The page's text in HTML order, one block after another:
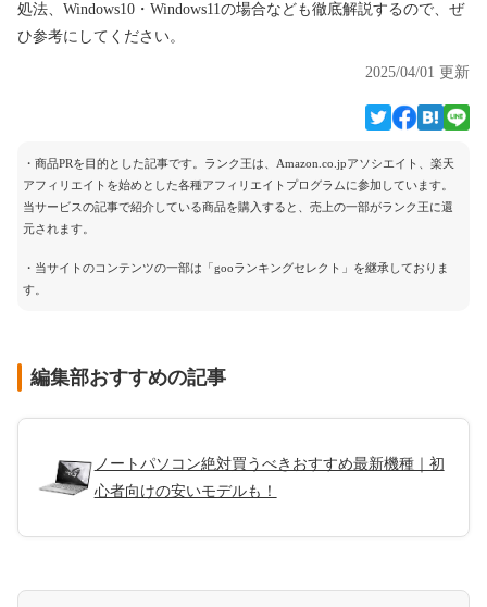
処法、Windows10・Windows11の場合なども徹底解説するので、ぜ
ひ参考にしてください。
2025/04/01 更新
・商品PRを目的とした記事です。ランク王は、Amazon.co.jpアソシエイト、楽天
アフィリエイトを始めとした各種アフィリエイトプログラムに参加しています。
当サービスの記事で紹介している商品を購入すると、売上の一部がランク王に還
元されます。
・当サイトのコンテンツの一部は「gooランキングセレクト」を継承しておりま
す。
編集部おすすめの記事
ノートパソコン絶対買うべきおすすめ最新機種｜初
心者向けの安いモデルも！